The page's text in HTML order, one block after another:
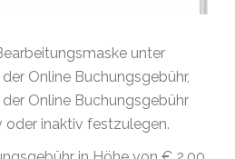
unter
der Online Buchungsgebühr,
Online Buchungsgebühr
oder inaktiv festzulegen.